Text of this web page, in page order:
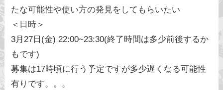
たな可能性や使い方の発見をしてもらいたい
＜日時＞
3月27日(金) 22:00~23:30(終了時間は多少前後するか
もです)
募集は17時頃に行う予定ですが多少遅くなる可能性
有りです。。。